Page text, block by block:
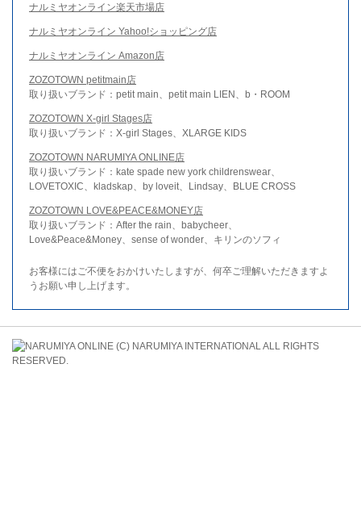
ナルミヤオンライン楽天市場店
ナルミヤオンライン Yahoo!ショッピング店
ナルミヤオンライン Amazon店
ZOZOTOWN petitmain店
取り扱いブランド：petit main、petit main LIEN、b・ROOM
ZOZOTOWN X-girl Stages店
取り扱いブランド：X-girl Stages、XLARGE KIDS
ZOZOTOWN NARUMIYA ONLINE店
取り扱いブランド：kate spade new york childrenswear、
LOVETOXIC、kladskap、by loveit、Lindsay、BLUE CROSS
ZOZOTOWN LOVE&PEACE&MONEY店
取り扱いブランド：After the rain、babycheer、
Love&Peace&Money、sense of wonder、キリンのソフィ
お客様にはご不便をおかけいたしますが、何卒ご理解いただきますよ
うお願い申し上げます。